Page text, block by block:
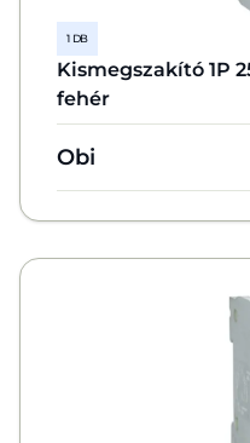
1 DB
Kismegszakító 1P
fehér
Obi